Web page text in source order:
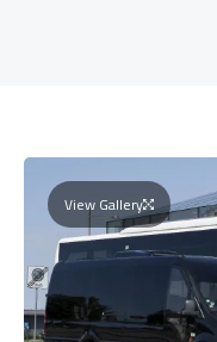
View Gallery